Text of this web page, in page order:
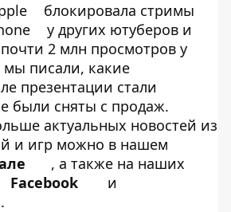
блокировала стримы
у других ютуберов и
2 млн просмотров у
мы писали, какие
презентации стали
были сняты с продаж.
актуальных новостей из
и игр можно в нашем
, а также на наших
Facebook
и
.